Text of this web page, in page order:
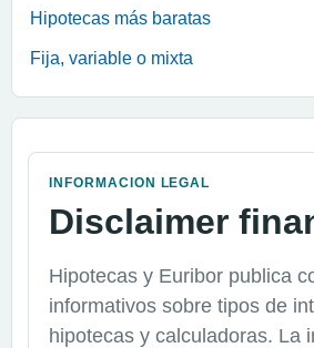
Hipotecas más baratas
Fija, variable o mixta
INFORMACION LEGAL
Disclaimer
Hipotecas y Euribor publica
informativos sobre tipos de
hipotecas y calculadoras. La